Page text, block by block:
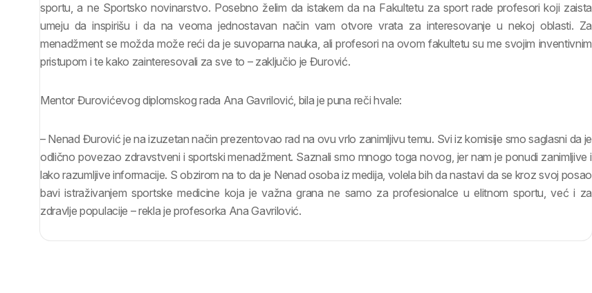
sportu, a ne Sportsko novinarstvo. Posebno želim da istakem da na Fakultetu za sport rade profesori koji zaista
umeju da inspirišu i da na veoma jednostavan način vam otvore vrata za interesovanje u nekoj oblasti. Za
menadžment se možda može reći da je suvoparna nauka, ali profesori na ovom fakultetu su me svojim inventivnim
pristupom i te kako zainteresovali za sve to – zaključio je Đurović.
Mentor Đurovićevog diplomskog rada Ana Gavrilović, bila je puna reči hvale:
– Nenad Đurović je na izuzetan način prezentovao rad na ovu vrlo zanimljivu temu. Svi iz komisije smo saglasni da je
odlično povezao zdravstveni i sportski menadžment. Saznali smo mnogo toga novog, jer nam je ponudi zanimljive i
lako razumljive informacije. S obzirom na to da je Nenad osoba iz medija, volela bih da nastavi da se kroz svoj posao
bavi istraživanjem sportske medicine koja je važna grana ne samo za profesionalce u elitnom sportu, već i za
zdravlje populacije – rekla je profesorka Ana Gavrilović.